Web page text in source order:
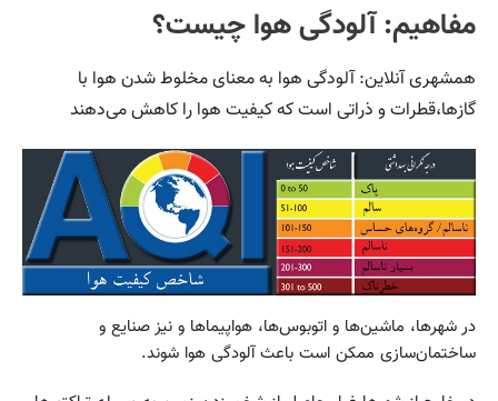
مفاهیم: آلودگی هوا چیست؟
همشهری آنلاین: آلودگی هوا به معنای مخلوط شدن هوا با
گازها،قطرات و ذراتی است که کیفیت هوا را کاهش می‌دهند
در شهرها، ماشین‌ها و اتوبوس‌ها، هواپیماها و نیز صنایع و
ساختمان‌سازی ممکن است باعث آلودگی هوا شوند.